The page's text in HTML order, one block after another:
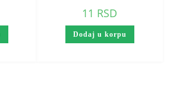
11 RSD
Dodaj u korpu